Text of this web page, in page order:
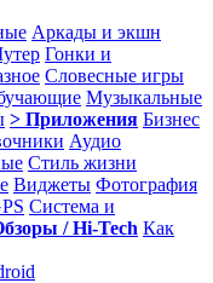
Аркады и экшн
Гонки и
Словесные игры
Музыкальные
> Приложения Бизнес
Аудио
Стиль жизни
Виджеты Фотография
Система и
/ Hi-Tech Как